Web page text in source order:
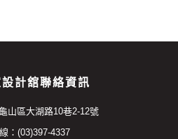
設計舘聯絡資訊
山區大湖路10巷2-12號
：(03)397-4337